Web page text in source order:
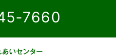
7660